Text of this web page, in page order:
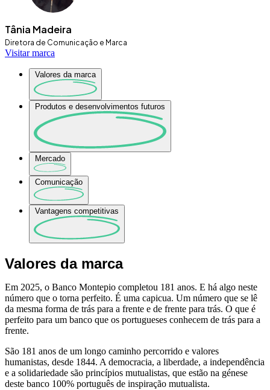
Tânia Madeira
Diretora de Comunicação e Marca
Visitar marca
Valores da marca
Produtos e desenvolvimentos futuros
Mercado
Comunicação
Vantagens competitivas
Valores da marca
Em 2025, o Banco Montepio completou 181 anos. E há algo neste
número que o torna perfeito. É uma capicua. Um número que se lê
da mesma forma de trás para a frente e de frente para trás. O que é
perfeito para um banco que os portugueses conhecem de trás para a
frente.
São 181 anos de um longo caminho percorrido e valores
humanistas, desde 1844. A democracia, a liberdade, a independência
e a solidariedade são princípios mutualistas, que estão na génese
deste banco 100% português de inspiração mutualista.